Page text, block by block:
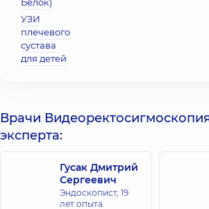
УЗИ
плечевого
сустава
для детей
Врачи
эксперта:
Гусак Дмитрий
Сергеевич
Эндоскопист, 19
лет опыта